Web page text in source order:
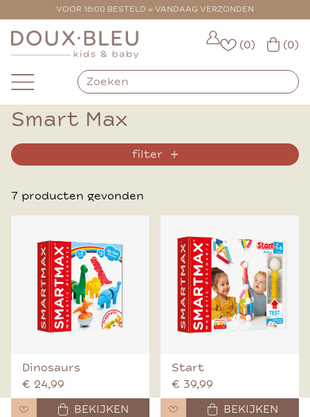
VOOR 16:00 BESTELD = VANDAAG VERZONDEN
(0) (0)
Smart Max
filter
7 producten gevonden
Dinosaurs
€ 24,99
BEKIJKEN
Start
€ 39,99
BEKIJKEN